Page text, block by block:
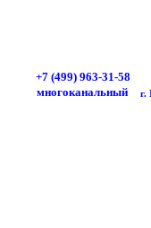
+7 (499) 963-31-58
многоканальный
г.